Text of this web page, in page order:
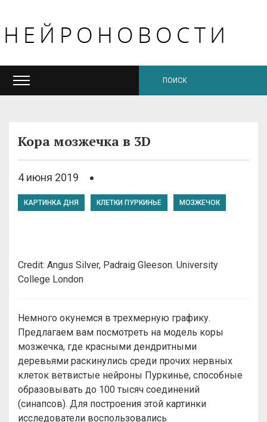
Кора мозжечка в 3D
4 июня 2019
КАРТИНКА ДНЯ КЛЕТКИ ПУРКИНЬЕ МОЗЖЕЧОК
Credit: Angus Silver, Padraig Gleeson. University
College London
Немного окунемся в трехмерную графику.
Предлагаем вам посмотреть на модель коры
мозжечка, где красными дендритными
деревьями раскинулись среди прочих нервных
клеток ветвистые нейроны Пуркинье, способные
образовывать до 100 тысяч соединений
(синапсов). Для построения этой картинки
исследователи воспользовались